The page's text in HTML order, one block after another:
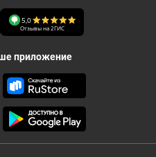
5,0
Отзывы на 2ГИС
приложение